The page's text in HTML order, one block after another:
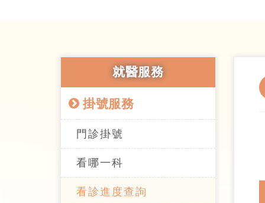
就醫服務
掛號服務
門診掛號
看哪一科
看診進度查詢